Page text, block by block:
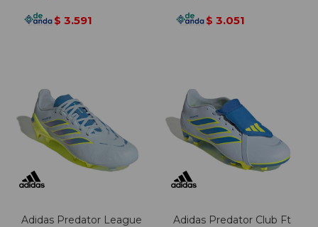
$ 3.591 $ 3.051
Adidas Predator League
Adidas Predator Club Ft